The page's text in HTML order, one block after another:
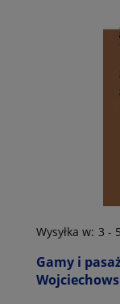
Gamy i
Wysyłka w: 3 -